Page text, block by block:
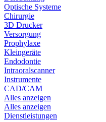
Optische Systeme
Chirurgie
3D Drucker
Versorgung
Prophylaxe
Kleingeräte
Endodontie
Intraoralscanner
Instrumente
CAD/CAM
Alles anzeigen
Alles anzeigen
Dienstleistungen